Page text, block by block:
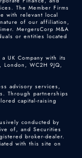
The Member Firms
with relevant local
of our affiliation,
MergersCorp M&A
or entities located
UK Company with its
WC2H 9JQ,
advisory services,
Through partnerships
capital-raising
conducted by
of, and Securities
broker-dealer.
with this site on